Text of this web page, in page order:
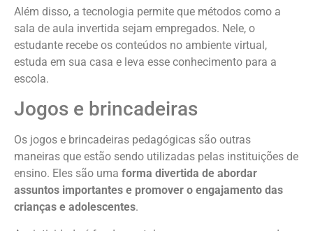
Além disso, a tecnologia permite que métodos como a
sala de aula invertida sejam empregados. Nele, o
estudante recebe os conteúdos no ambiente virtual,
estuda em sua casa e leva esse conhecimento para a
escola.
Jogos e brincadeiras
Os jogos e brincadeiras pedagógicas são outras
maneiras que estão sendo utilizadas pelas instituições de
ensino. Eles são uma forma divertida de abordar
assuntos importantes e promover o engajamento das
crianças e adolescentes.